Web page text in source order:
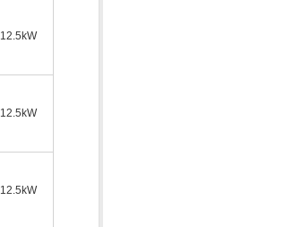
12.5kW
12.5kW
12.5kW